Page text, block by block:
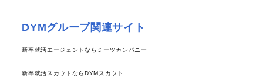
DYMグループ関連サイト
新卒就活エージェントならミーツカンパニー
新卒就活スカウトならDYMスカウト